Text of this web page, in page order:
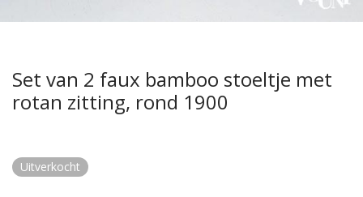
Set van 2 faux bamboo stoeltje met
rotan zitting, rond 1900
Uitverkocht